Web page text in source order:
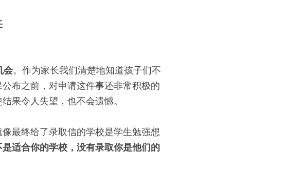
会。作为家长我们清楚地知道孩子们不
布之前，对申请这件事还非常积极的
果令人失望，也不会遗憾。
最终给了录取信的学校是学生勉强想
是适合你的学校，没有录取你是他们的